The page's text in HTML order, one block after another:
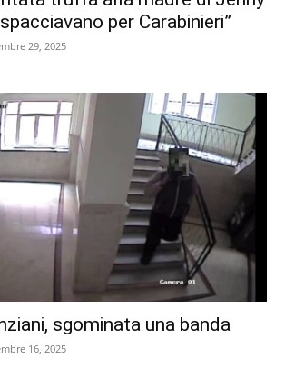
per Carabinieri”
29, 2025
sgominata una banda
16, 2025